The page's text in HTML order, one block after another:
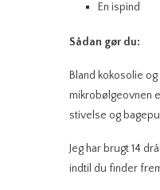
En ispind
Sådan gør du:
Bland kokosolie
mikrobølgeovnen
stivelse og
Jeg har brugt 14
indtil du finder